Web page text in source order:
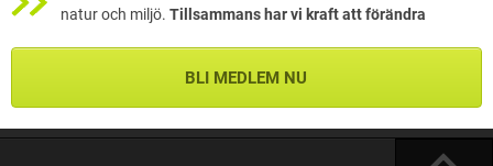
natur och miljö. Tillsammans har vi kraft att förändra
BLI MEDLEM NU